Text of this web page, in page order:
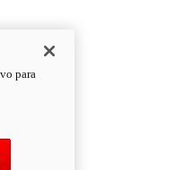
para